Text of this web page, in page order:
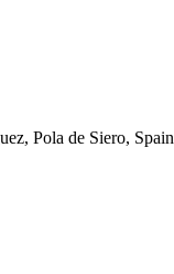
Pola de Siero, Spain